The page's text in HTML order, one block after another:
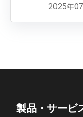
2025年
製品・サービ